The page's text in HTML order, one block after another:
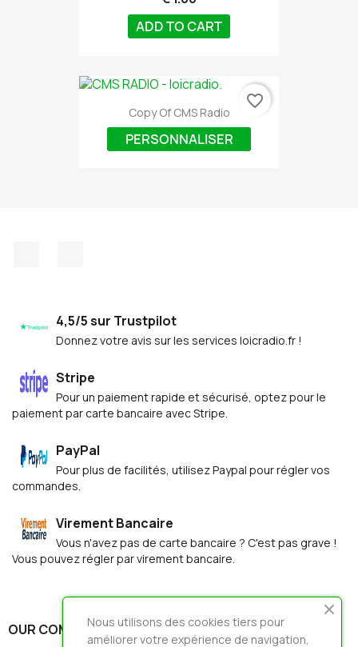
ADD TO CART
Copy Of CMS Radio
PERSONNALISER
favorite_border
4,5/5 sur Trustpilot
Donnez votre avis sur les services loicradio.fr !
Stripe
Pour un paiement rapide et sécurisé, optez pour le
paiement par carte bancaire avec Stripe.
PayPal
Pour plus de facilités, utilisez Paypal pour régler vos
commandes.
Virement Bancaire
Vous n'avez pas de carte bancaire ? C'est pas grave !
Vous pouvez régler par virement bancaire.
OUR COMPANYNous utilisons des cookies tiers pour
améliorer votre expérience de navigation,